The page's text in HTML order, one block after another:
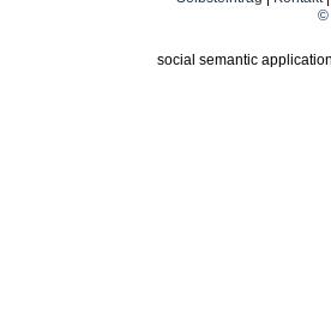
©
social semantic